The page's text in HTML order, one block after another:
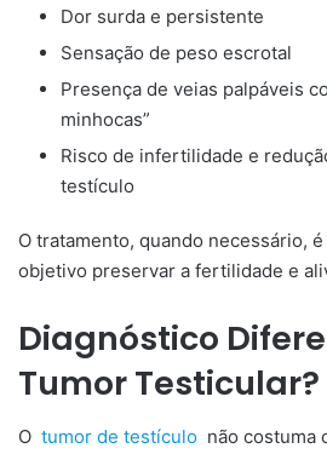
Dor surda e persistente
Sensação de peso escrotal
Presença de veias palpáveis
minhocas”
Risco de infertilidade e
testículo
O tratamento, quando necessário,
objetivo preservar a fertilidade e
Diagnóstico
Tumor Testicular?
O tumor de testículo não costuma